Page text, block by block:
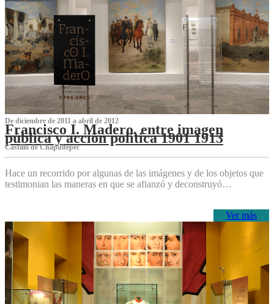
De diciembre de 2011 a abril de 2012
Francisco I. Madero, entre imagen
pública y acción política 1901 1913
Castillo de Chapultepec
Hace un recorrido por algunas de las imágenes y de los objetos que
testimonian las maneras en que se afianzó y deconstruyó…
Ver más